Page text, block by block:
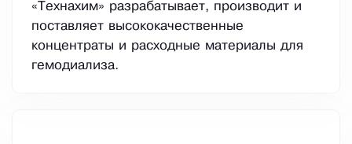
«Технахим» разрабатывает, производит и
поставляет высококачественные
концентраты и расходные материалы для
гемодиализа.